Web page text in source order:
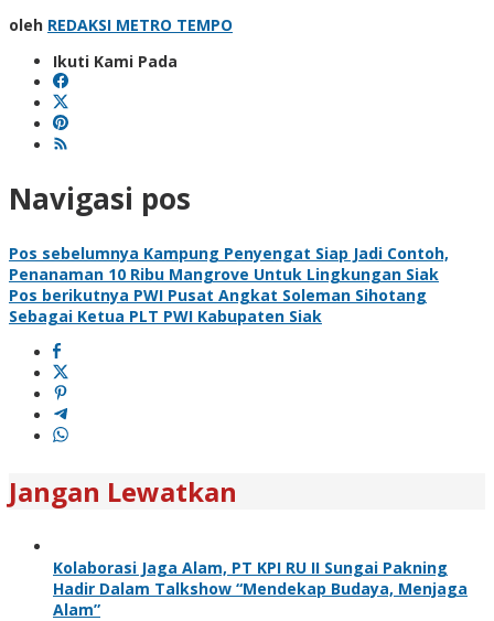
oleh REDAKSI METRO TEMPO
Ikuti Kami Pada
Navigasi pos
Pos sebelumnya Kampung Penyengat Siap Jadi Contoh,
Penanaman 10 Ribu Mangrove Untuk Lingkungan Siak
Pos berikutnya PWI Pusat Angkat Soleman Sihotang
Sebagai Ketua PLT PWI Kabupaten Siak
Jangan Lewatkan
Kolaborasi Jaga Alam, PT KPI RU II Sungai Pakning
Hadir Dalam Talkshow “Mendekap Budaya, Menjaga
Alam”